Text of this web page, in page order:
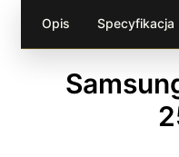
Opis Specyfikacja